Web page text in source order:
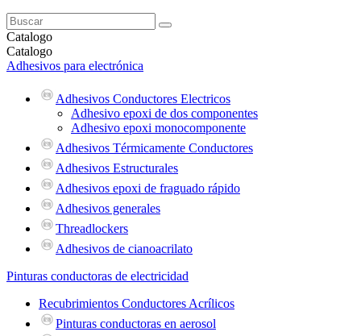
Catalogo
Catalogo
Adhesivos para electrónica
Adhesivos Conductores Electricos
Adhesivo epoxi de dos componentes
Adhesivo epoxi monocomponente
Adhesivos Térmicamente Conductores
Adhesivos Estructurales
Adhesivos epoxi de fraguado rápido
Adhesivos generales
Threadlockers
Adhesivos de cianoacrilato
Pinturas conductoras de electricidad
Recubrimientos Conductores Acrílicos
Pinturas conductoras en aerosol